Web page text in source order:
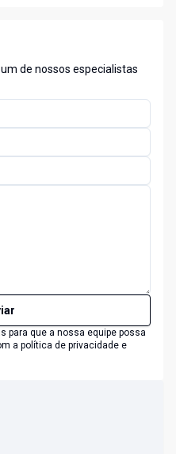
de nossos especialistas
para que a nossa equipe possa
a política de privacidade e